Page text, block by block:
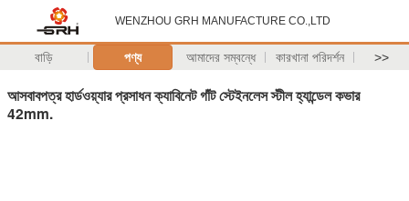
WENZHOU GRH MANUFACTURE CO.,LTD
বাড়ি পণ্য আমাদের সম্বন্ধে কারখানা পরিদর্শন >>
আসবাবপত্র হার্ডওয়্যার প্রসাধন ক্যাবিনেট গাঁট স্টেইনলেস স্টীল হ্যান্ডেল কভার
42mm.